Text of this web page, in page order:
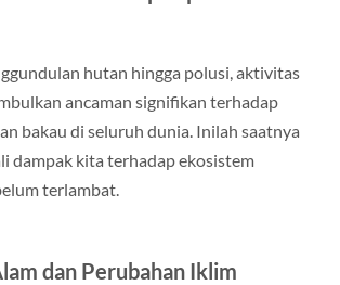
hutan hingga polusi, aktivitas
ancaman signifikan terhadap
bakau di seluruh dunia. Inilah saatnya
dampak kita terhadap ekosistem
terlambat.
dan Perubahan Iklim